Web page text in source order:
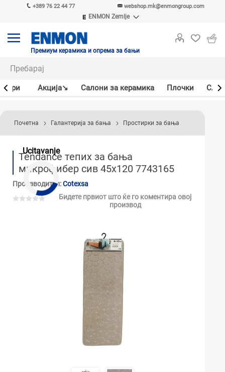
+389 76 22 44 77 webshop.mk@enmongroup.com
ENMON Zemlje
ENMON MKD
Премиум керамика и опрема за бањи
Акцијa↘ Салони за керамика Плочки
Ucitavanje
Почетна Галантерија за бања Простирки за бања
Tendance тепих за бања
микрофибер сив 45x120 7743165
Производител:Cotexsa
Бидете првиот што ќе го коментира овој
производ